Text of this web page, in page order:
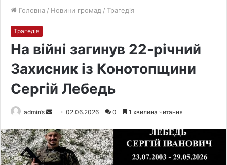
Головна / Новини громад / Трагедія
Трагедія
На війні загинув 22-річний
Захисник із Конотопщини
Сергій Лебедь
admin’s
n
d
a
02.06.2026 0 1 хвилина читання